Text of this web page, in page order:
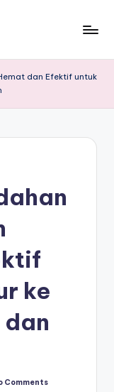
dan Efektif untuk
ke
dan
Comments